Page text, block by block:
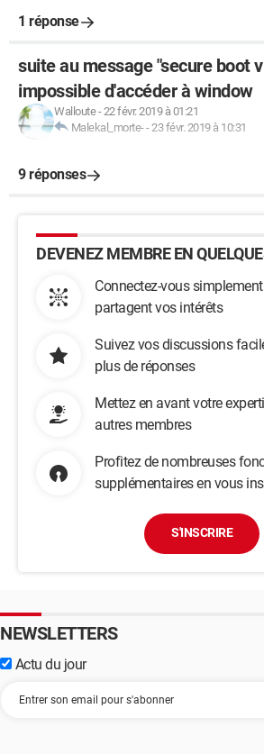
1 réponse
suite au message "secure boot
impossible d'accéder à window
Walloute-22 févr. 2019 à 01:21
Malekal_morte--23 févr. 2019 à 10:31
9 réponses
DEVENEZ MEMBRE EN
Connectez-vous
partagent vos intérêts
Suivez vos discussions
plus de réponses
Mettez en avant votre
autres membres
Profitez de nombreuses
supplémentaires en vous
S'INSCRIRE
NEWSLETTERS
Actu du jour